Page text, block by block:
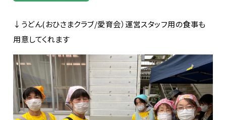
↓うどん(おひさまクラブ/愛育会）運営スタッフ用の食事も
用意してくれます